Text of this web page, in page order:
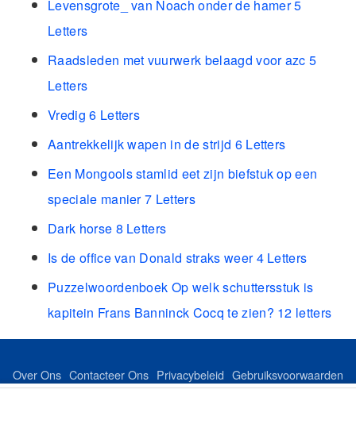
Levensgrote_ van Noach onder de hamer 5
Letters
Raadsleden met vuurwerk belaagd voor azc 5
Letters
Vredig 6 Letters
Aantrekkelijk wapen in de strijd 6 Letters
Een Mongools stamlid eet zijn biefstuk op een
speciale manier 7 Letters
Dark horse 8 Letters
Is de office van Donald straks weer 4 Letters
Puzzelwoordenboek Op welk schuttersstuk is
kapitein Frans Banninck Cocq te zien? 12 letters
Over Ons Contacteer Ons Privacybeleid Gebruiksvoorwaarden